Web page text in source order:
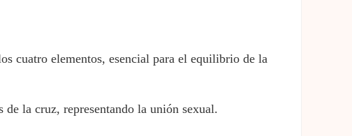
cuatro elementos, esencial para el equilibrio de la
la cruz, representando la unión sexual.